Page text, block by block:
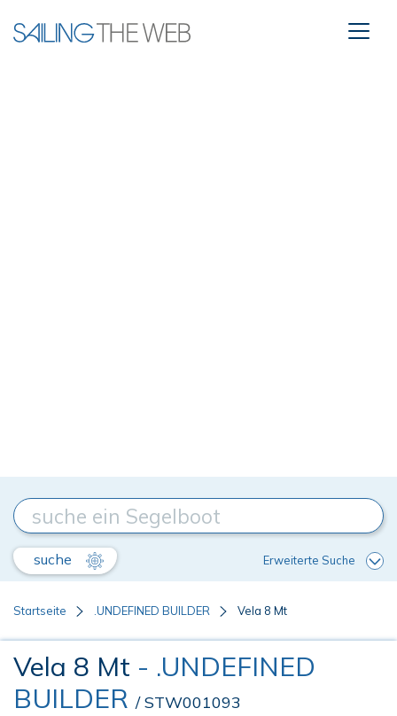
suche Erweiterte Suche
Startseite .UNDEFINED BUILDER Vela 8 Mt
Vela 8 Mt - .UNDEFINED
BUILDER / STW001093